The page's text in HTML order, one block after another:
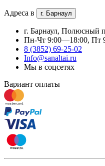
Адреса в г. Барнаул
г. Барнаул, Полюсный
Пн-Чт 9:00—18:00, Пт
8 (3852) 69-25-02
Info@sanaltai.ru
Мы в соцсетях
Вариант оплаты